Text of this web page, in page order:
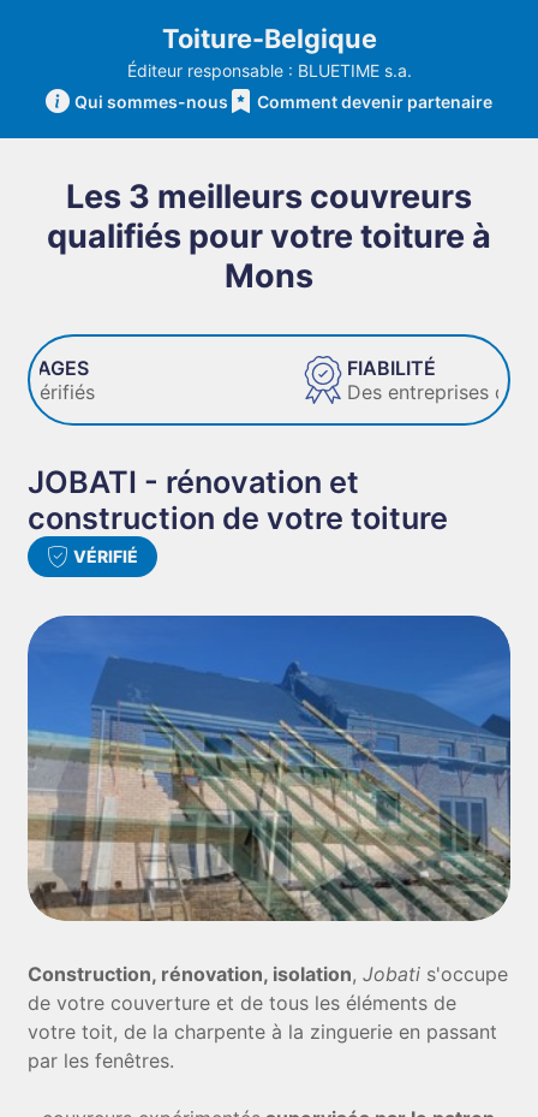
Toiture-Belgique
Éditeur responsable : BLUETIME s.a.
Qui sommes-nous
Comment devenir partenaire
Les 3 meilleurs couvreurs
qualifiés pour votre toiture à
Mons
Des entreprises de confiance
JOBATI - rénovation et
construction de votre toiture
VÉRIFIÉ
Construction, rénovation, isolation,Jobati s'occupe
de votre couverture et de tous les éléments de
votre toit, de la charpente à la zinguerie en passant
par les fenêtres.